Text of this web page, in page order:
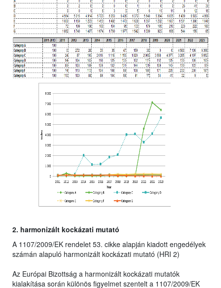
2. harmonizált kockázati mutató
A 1107/2009/EK rendelet 53. cikke alapján kiadott engedélyek
számán alapuló harmonizált kockázati mutató (HRI 2)
Az Európai Bizottság a harmonizált kockázati mutatók
kialakítása során különös figyelmet szentelt a 1107/2009/EK